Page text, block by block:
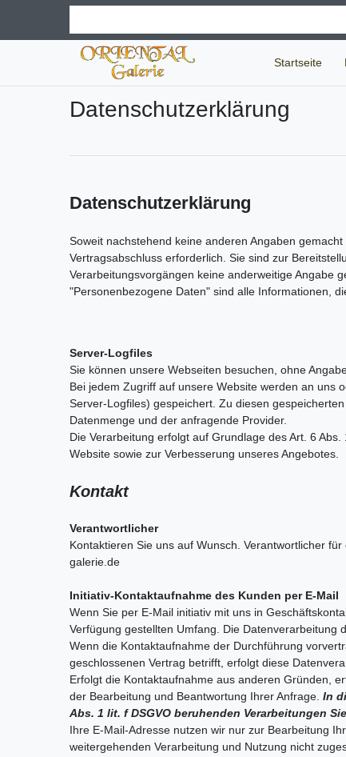
Startseite
Daten­schutz­erklärung
Datenschutzerklärung
Soweit nachstehend keine anderen Angaben
Vertragsabschluss erforderlich. Sie sind zur
Verarbeitungsvorgängen keine anderweitige Angabe
"Personenbezogene Daten" sind alle Informationen,
Server-Logfiles
Sie können unsere Webseiten besuchen, ohne
Bei jedem Zugriff auf unsere Website werden an uns
Server-Logfiles) gespeichert. Zu diesen
Datenmenge und der anfragende Provider.
Die Verarbeitung erfolgt auf Grundlage des Art. 6
Website sowie zur Verbesserung unseres Angebotes.
Kontakt
Verantwortlicher
Kontaktieren Sie uns auf Wunsch. Verantwortlicher
galerie.de
Initiativ-Kontaktaufnahme des Kunden per E-Mail
Wenn Sie per E-Mail initiativ mit uns in
Verfügung gestellten Umfang. Die Datenverarbeitung
Wenn die Kontaktaufnahme der Durchführung
geschlossenen Vertrag betrifft, erfolgt diese
Erfolgt die Kontaktaufnahme aus anderen Gründen,
der Bearbeitung und Beantwortung Ihrer Anfrage. In
Abs. 1 lit. f DSGVO beruhenden Verarbeitungen
Ihre E-Mail-Adresse nutzen wir nur zur Bearbeitung
weitergehenden Verarbeitung und Nutzung nicht